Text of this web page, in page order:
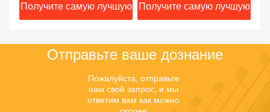
ток для 800 Вт выходной
мощности
Получите самую лучшую Получите самую лучшую
Отправьте ваше дознание
Пожалуйста, отправьте
нам свой запрос, и мы
ответим вам как можно